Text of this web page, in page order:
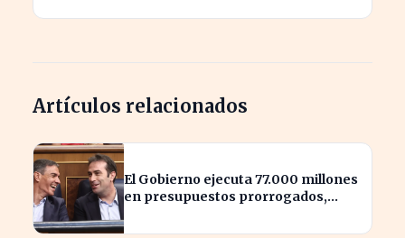
Artículos relacionados
El Gobierno ejecuta 77.000 millones
en presupuestos prorrogados,